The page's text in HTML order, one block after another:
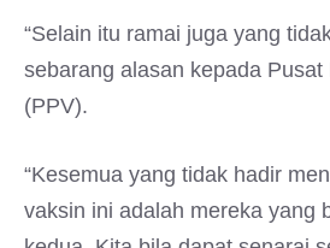
“Selain itu ramai juga yang
sebarang alasan kepada Pusat
(PPV).
“Kesemua yang tidak hadir
vaksin ini adalah mereka yang